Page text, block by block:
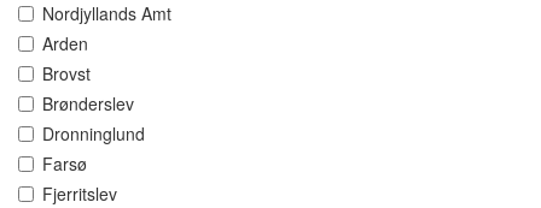
Nordjyllands Amt
Arden
Brovst
Brønderslev
Dronninglund
Farsø
Fjerritslev